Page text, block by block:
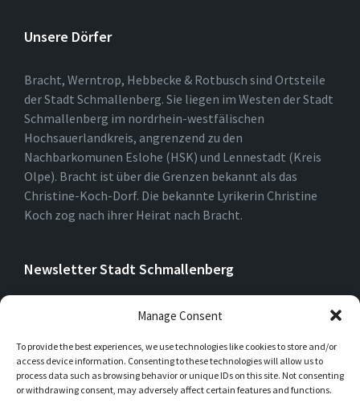
Manage Consent
To provide the best experiences, we use technologies like cookies to store and/or
access device information. Consenting to these technologies will allow us to
process data such as browsing behavior or unique IDs on this site. Not consenting
or withdrawing consent, may adversely affect certain features and functions.
Unsere Dörfer
Bracht, Werntrop, Hebbecke & Rotbusch sind Ortsteile
der Stadt Schmallenberg. Sie liegen im Westen der Stadt
Schmallenberg im nordrhein-westfälischen
Hochsauerlandkreis, angrenzend zu den
Nachbarkomunen Eslohe (HSK) und Lennestadt (Kreis
Olpe). Bracht ist über die Grenzen bekannt als das
Christine-Koch-Dorf. Die bekannte Lyrikerin Christine
Koch zog nach ihrer Heirat nach Bracht.
Newsletter Stadt Schmallenberg